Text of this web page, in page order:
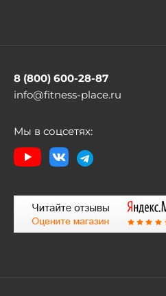
8 (800) 600-28-87
info@fitness-place.ru
Мы в соцсетях: